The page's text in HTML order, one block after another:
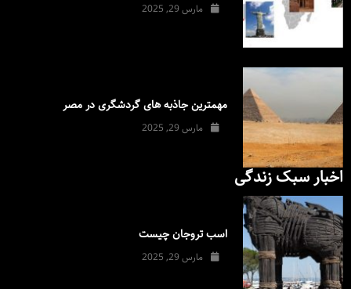
مارس 29, 2025
مهمترین جاذبه های گردشگری در مصر
مارس 29, 2025
اخبار سبک زندگی
اسب تروجان چیست
مارس 29, 2025